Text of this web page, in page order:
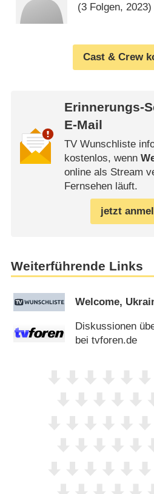
(3 Folgen, 2023)
Cast & Crew
Erinnerungs-
E-Mail
TV Wunschliste
kostenlos, wenn
online als Stream
Fernsehen läuft.
jetzt
Weiterführende Links
Welcome,
Diskussionen
bei tvforen.de